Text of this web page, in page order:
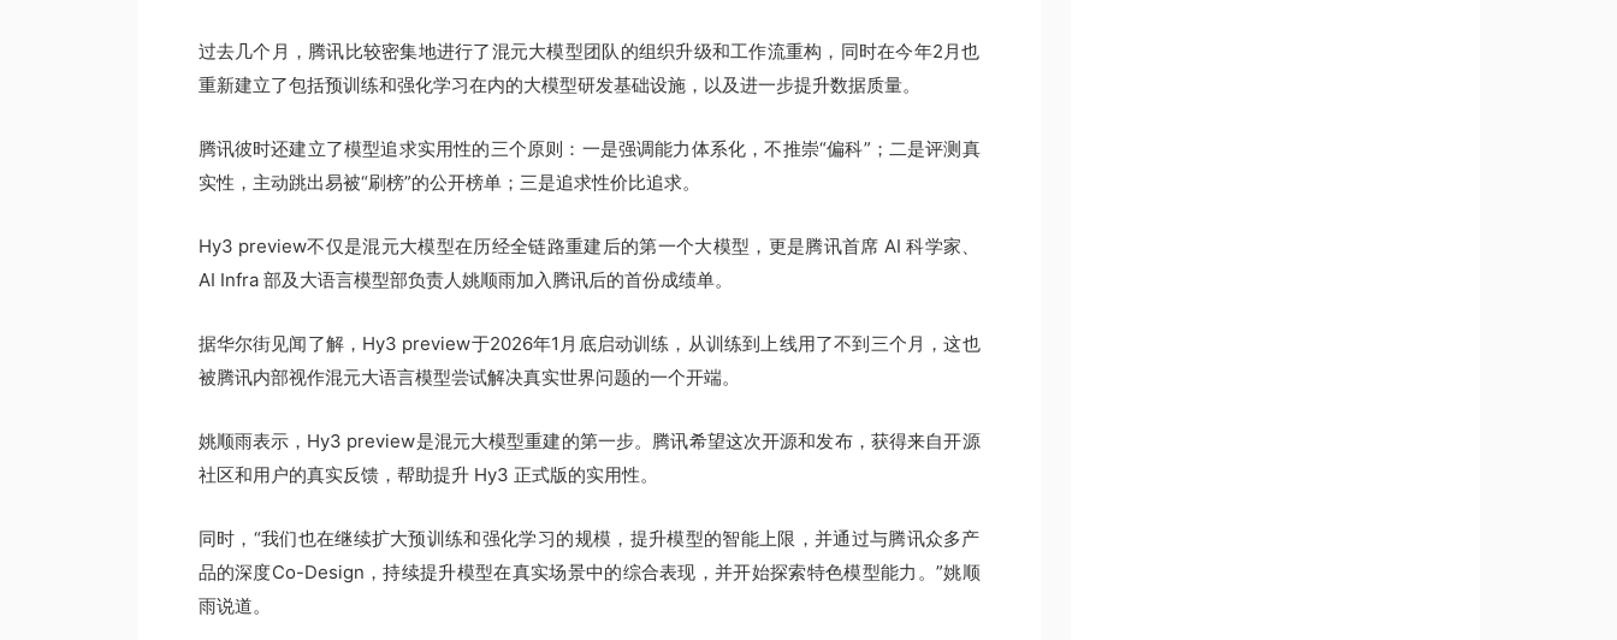
过去几个月，腾讯比较密集地进行了混元大模型团队的组织升级和工作流重构，同时在今年2月也
重新建立了包括预训练和强化学习在内的大模型研发基础设施，以及进一步提升数据质量。
腾讯彼时还建立了模型追求实用性的三个原则：一是强调能力体系化，不推崇“偏科”；二是评测真
实性，主动跳出易被“刷榜”的公开榜单；三是追求性价比追求。
Hy3 preview不仅是混元大模型在历经全链路重建后的第一个大模型，更是腾讯首席 AI 科学家、
AI Infra 部及大语言模型部负责人姚顺雨加入腾讯后的首份成绩单。
据华尔街见闻了解，Hy3 preview于2026年1月底启动训练，从训练到上线用了不到三个月，这也
被腾讯内部视作混元大语言模型尝试解决真实世界问题的一个开端。
姚顺雨表示，Hy3 preview是混元大模型重建的第一步。腾讯希望这次开源和发布，获得来自开源
社区和用户的真实反馈，帮助提升 Hy3 正式版的实用性。
同时，“我们也在继续扩大预训练和强化学习的规模，提升模型的智能上限，并通过与腾讯众多产
品的深度Co-Design，持续提升模型在真实场景中的综合表现，并开始探索特色模型能力。”姚顺
雨说道。